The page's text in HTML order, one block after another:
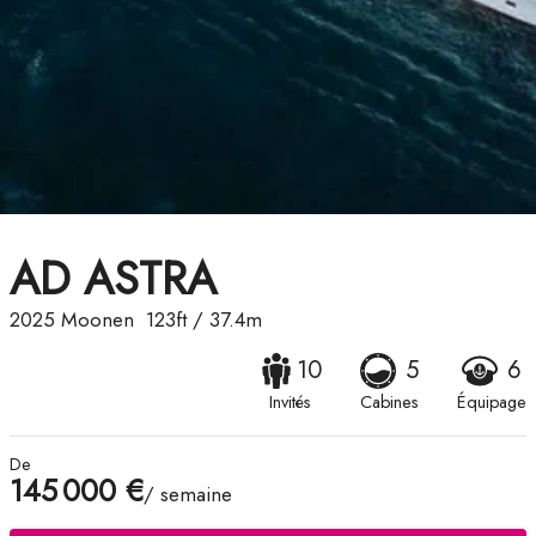
AD ASTRA
2025 Moonen 123ft/ 37.4m
10
Invités
5
Cabines
6
Équipage
De
145 000 €/ semaine